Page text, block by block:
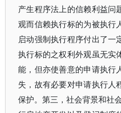
产生程序法上的信赖利益问
观而信赖执行标的为被执行
启动强制执行程序付出了一
执行标的之权利外观虽无实
能，但亦使善意的申请执行
失，故有必要对申请执行人
保护。第三，社会背景和社